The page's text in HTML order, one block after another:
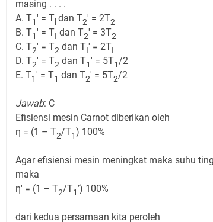
masing . . . .
A. T1' = T dan T2' = 2T2
B. T1' = TI dan T2' = 3T2
C. T2' = T2 dan TI' = 2TI
D. T2' = T2 dan T1' = 5T1 /2
E. T1' = T1 dan T2' = 5T2/2
Jawab: C
Efisiensi mesin Carnot diberikan oleh
η = (1 – T2/T1) 100%
Agar efisiensi mesin meningkat maka suhu
maka
η' = (1 – T2/T1’) 100%
dari kedua persamaan kita peroleh